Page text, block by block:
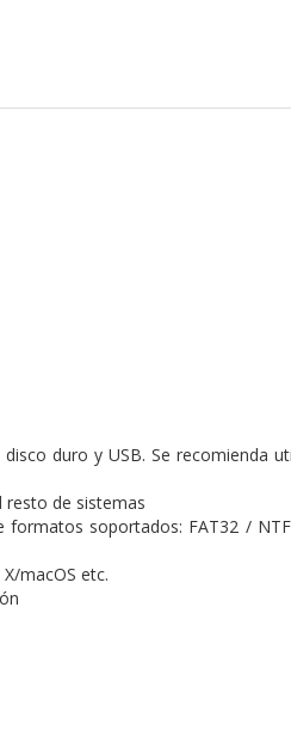
duro y USB. Se recomienda
resto de sistemas
formatos soportados: FAT32 /
macOS etc.